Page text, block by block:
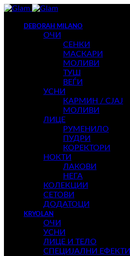
DEBORAH MILANO
ОЧИ
СЕНКИ
МАСКАРИ
МОЛИВИ
ТУШ
ВЕЃИ
УСНИ
КАРМИН / СЈАЈ
МОЛИВИ
ЛИЦЕ
РУМЕНИЛО
ПУДРИ
КОРЕКТОРИ
НОКТИ
ЛАКОВИ
НЕГА
КОЛЕКЦИИ
СЕТОВИ
ДОДАТОЦИ
KRYOLAN
ОЧИ
УСНИ
ЛИЦЕ И ТЕЛО
СПЕЦИЈАЛНИ ЕФЕКТИ